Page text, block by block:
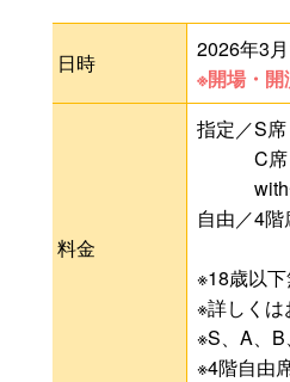
日時
2026年3
※開場・開
料金
指定／S
C席・
withチ
自由／4
※18歳以
※詳しく
※S、A、B
※4階自由